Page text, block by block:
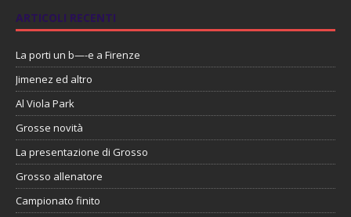
ARTICOLI RECENTI
La porti un b—-e a Firenze
Jimenez ed altro
Al Viola Park
Grosse novità
La presentazione di Grosso
Grosso allenatore
Campionato finito